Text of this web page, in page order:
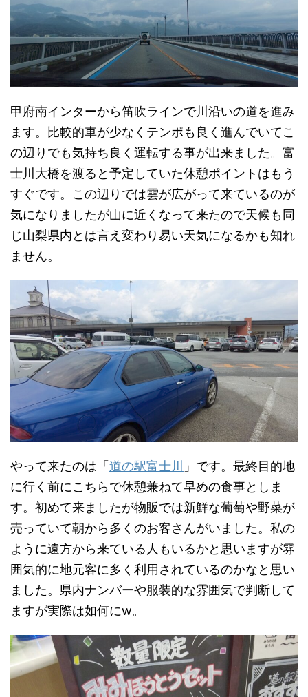
甲府南インターから笛吹ラインで川沿いの道を進み
ます。比較的車が少なくテンポも良く進んでいてこ
の辺りでも気持ち良く運転する事が出来ました。富
士川大橋を渡ると予定していた休憩ポイントはもう
すぐです。この辺りでは雲が広がって来ているのが
気になりましたが山に近くなって来たので天候も同
じ山梨県内とは言え変わり易い天気になるかも知れ
ません。
やって来たのは「 道の駅富士川
」です。最終目的地
に行く前にこちらで休憩兼ねて早めの食事としま
す。初めて来ましたが物販では新鮮な葡萄や野菜が
売っていて朝から多くのお客さんがいました。私の
ように遠方から来ている人もいるかと思いますが雰
囲気的に地元客に多く利用されているのかなと思い
ました。県内ナンバーや服装的な雰囲気で判断して
ますが実際は如何にw。